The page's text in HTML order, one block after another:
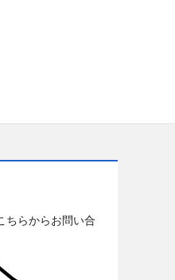
ちらからお問い合